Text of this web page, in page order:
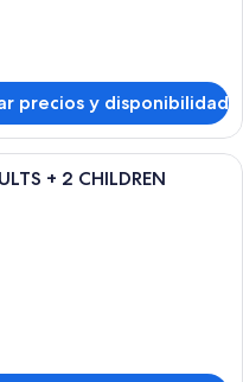
precios y disponibilidad
caja fuerte, escritorio y wifi
+ 2 CHILDREN